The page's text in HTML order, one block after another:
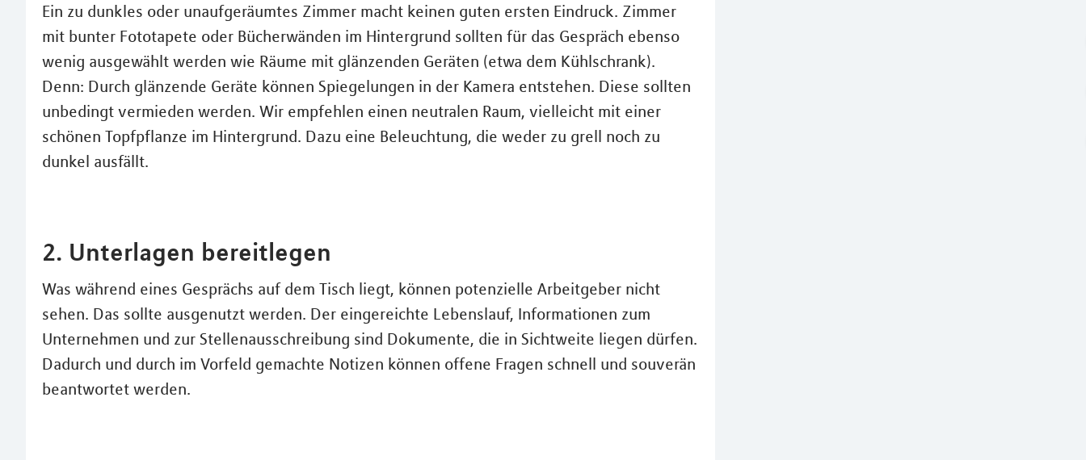
Ein zu dunkles oder unaufgeräumtes Zimmer macht keinen guten ersten Eindruck. Zimmer
mit bunter Fototapete oder Bücherwänden im Hintergrund sollten für das Gespräch ebenso
wenig ausgewählt werden wie Räume mit glänzenden Geräten (etwa dem Kühlschrank).
Denn: Durch glänzende Geräte können Spiegelungen in der Kamera entstehen. Diese sollten
unbedingt vermieden werden. Wir empfehlen einen neutralen Raum, vielleicht mit einer
schönen Topfpflanze im Hintergrund. Dazu eine Beleuchtung, die weder zu grell noch zu
dunkel ausfällt.
2. Unterlagen bereitlegen
Was während eines Gesprächs auf dem Tisch liegt, können potenzielle Arbeitgeber nicht
sehen. Das sollte ausgenutzt werden. Der eingereichte Lebenslauf, Informationen zum
Unternehmen und zur Stellenausschreibung sind Dokumente, die in Sichtweite liegen dürfen.
Dadurch und durch im Vorfeld gemachte Notizen können offene Fragen schnell und souverän
beantwortet werden.